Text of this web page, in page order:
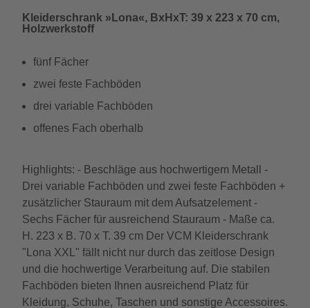
Kleiderschrank »Lona«, BxHxT: 39 x 223 x 70 cm,
Holzwerkstoff
fünf Fächer
zwei feste Fachböden
drei variable Fachböden
offenes Fach oberhalb
Highlights: - Beschläge aus hochwertigem Metall -
Drei variable Fachböden und zwei feste Fachböden +
zusätzlicher Stauraum mit dem Aufsatzelement -
Sechs Fächer für ausreichend Stauraum - Maße ca.
H. 223 x B. 70 x T. 39 cm Der VCM Kleiderschrank
"Lona XXL" fällt nicht nur durch das zeitlose Design
und die hochwertige Verarbeitung auf. Die stabilen
Fachböden bieten Ihnen ausreichend Platz für
Kleidung, Schuhe, Taschen und sonstige Accessoires.